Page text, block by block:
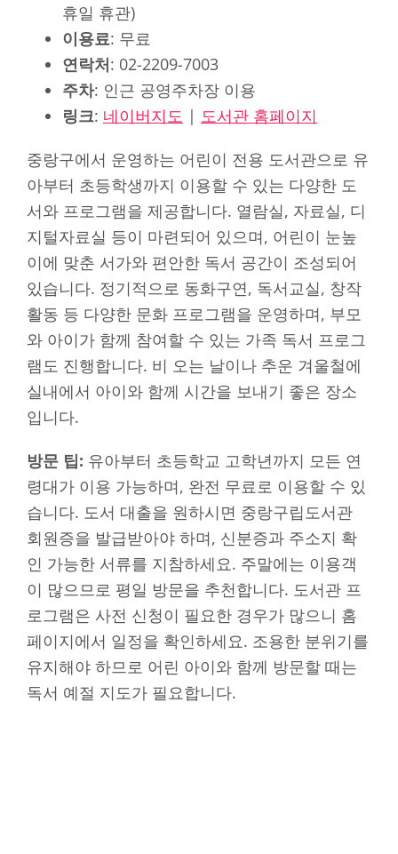
휴일 휴관)
이용료: 무료
연락처: 02-2209-7003
주차: 인근 공영주차장 이용
링크: 네이버지도 | 도서관 홈페이지
중랑구에서 운영하는 어린이 전용 도서관으로 유
아부터 초등학생까지 이용할 수 있는 다양한 도
서와 프로그램을 제공합니다. 열람실, 자료실, 디
지털자료실 등이 마련되어 있으며, 어린이 눈높
이에 맞춘 서가와 편안한 독서 공간이 조성되어
있습니다. 정기적으로 동화구연, 독서교실, 창작
활동 등 다양한 문화 프로그램을 운영하며, 부모
와 아이가 함께 참여할 수 있는 가족 독서 프로그
램도 진행합니다. 비 오는 날이나 추운 겨울철에
실내에서 아이와 함께 시간을 보내기 좋은 장소
입니다.
방문 팁: 유아부터 초등학교 고학년까지 모든 연
령대가 이용 가능하며, 완전 무료로 이용할 수 있
습니다. 도서 대출을 원하시면 중랑구립도서관
회원증을 발급받아야 하며, 신분증과 주소지 확
인 가능한 서류를 지참하세요. 주말에는 이용객
이 많으므로 평일 방문을 추천합니다. 도서관 프
로그램은 사전 신청이 필요한 경우가 많으니 홈
페이지에서 일정을 확인하세요. 조용한 분위기를
유지해야 하므로 어린 아이와 함께 방문할 때는
독서 예절 지도가 필요합니다.